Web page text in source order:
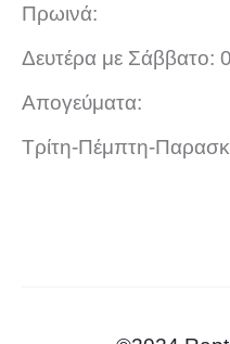
Πρωινά:
Δευτέρα με Σάββατο:
Απογεύματα:
Τρίτη-Πέμπτη-